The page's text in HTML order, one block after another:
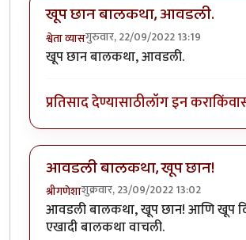
खूप छान बालकथा, आवडली.
श्वेता व्यासगुरुवार, 22/09/2022 13:19
खूप छान बालकथा, आवडली.
प्रतिसाद देण्यासाठीलॉग इन कराकिंवा
आवडली बालकथा, खूप छान!
श्रीगणेशाशुक्रवार, 23/09/2022 13:02
आवडली बालकथा, खूप छान! आणि खूप
एखादी बालकथा वाचली.